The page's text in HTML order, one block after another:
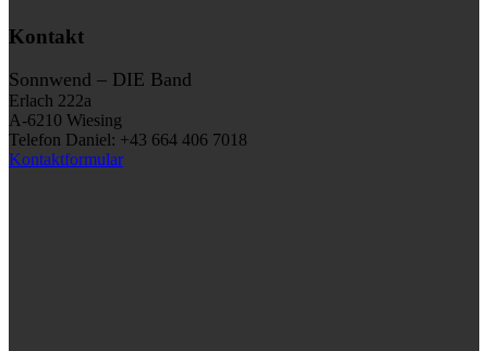
Kontakt
Sonnwend – DIE Band
Erlach 222a
A-6210 Wiesing
Telefon Daniel: +43 664 406 7018
Kontaktformular